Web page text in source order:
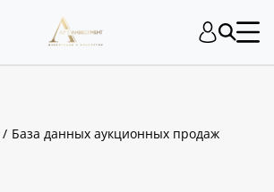
База данных аукционных продаж